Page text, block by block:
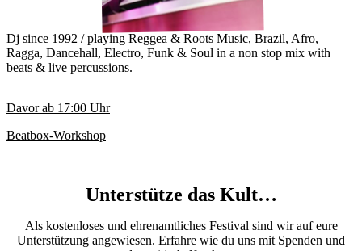
Dj since 1992 / playing Reggea & Roots Music, Brazil, Afro,
Ragga, Dancehall, Electro, Funk & Soul in a non stop mix with
beats & live percussions.
Davor ab 17:00 Uhr
Beatbox-Workshop
Unterstütze das Kult…
Als kostenloses und ehrenamtliches Festival sind wir auf eure
Unterstützung angewiesen. Erfahre wie du uns mit Spenden und